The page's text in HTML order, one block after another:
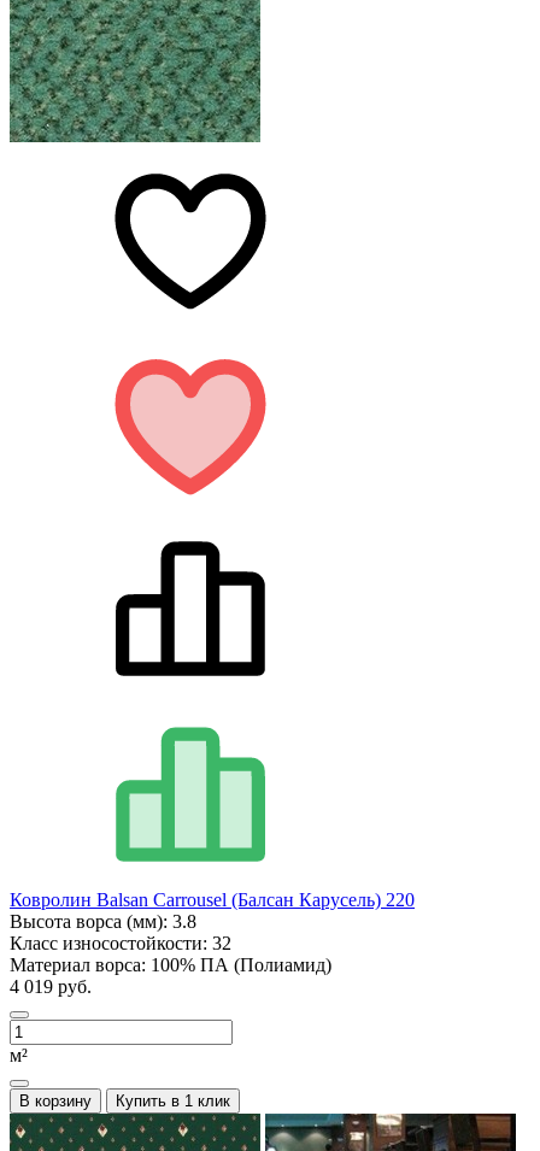
Ковролин Balsan Carrousel (Балсан Карусель) 220
Высота ворса (мм): 3.8
Класс износостойкости: 32
Материал ворса: 100% ПА (Полиамид)
4 019 руб.
м²
В корзину Купить в 1 клик